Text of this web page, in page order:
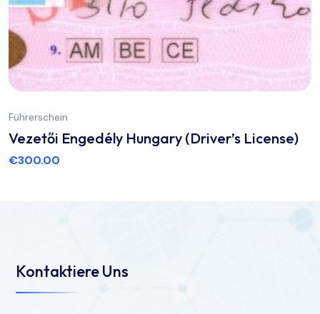
Führerschein
Vezetői Engedély Hungary (Driver’s License)
€300.00
Kontaktiere Uns